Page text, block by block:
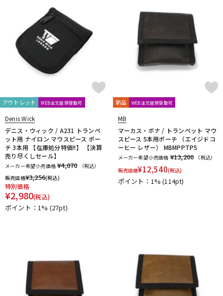
アンプ エフェクター
DJ機器 DTM
DTM オンライン納品
中古 ヴィンテージ
Bobby Dukoff
Brass Lab.MOMO
Brasspire Unicorn
Bremner
BRESLMAIR
Brilhart Brio BROPRO
Buescher
Buffet Crampon
buzz
C.C.シャイニーケース Cadeson
Cannonball
CAROL BRASS
Colin Goldie
D'Addario Wood Winds
Dave Guardala
Denis Wick
DRAKE
FAXX
Feadog FORESTONE
GALAX
Galeon GARD BAGS Getzen
Giardinelli
GL CASES
GLOBAL Gonzalez Gottsu
GR
GREG BLACK
H.D.A Harmon
Harry Hartmanns
HERCULES
Hetman HORITA HW
J-K
J.KEILWERTH
JAKOB WINTER
LA TROMBA LASKEY Lebayle
lefreQue
Lily's tone
MARCA
Marcinkiewicz
Marmaduke Martin(管) MB
MEYER
アウトレット WEB注文店頭受取可
Denis Wick
デニス・ウィック / A231 トランペ
ット用 ナイロン マウスピース ポー
チ 3本用 【在庫処分特価!!】 【決算
売り尽くしセール】
メーカー希望小売価格 ¥4,070
（税込）
販売価格¥3,256(税込)
特別価格
¥2,980(税込)
ポイント：1% (27pt)
新品 WEB注文店頭受取可
MB
マーカス・ボナ / トランペット マウ
スピース 5本用ポーチ （エイジドコ
ーヒー レザー） MBMPPTP5
メーカー希望小売価格 ¥13,200
（税込）
販売価格¥12,540(税込)
ポイント：1%(114pt)